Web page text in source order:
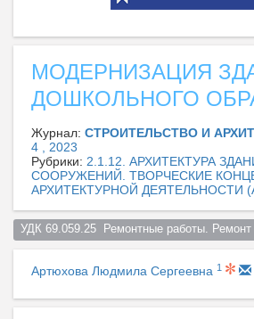
МОДЕРНИЗАЦИЯ
ДОШКОЛЬНОГО
Журнал: СТРОИТЕЛЬСТВО И
4 , 2023
Рубрики: 2.1.12. АРХИТЕКТУРА
СООРУЖЕНИЙ. ТВОРЧЕСКИЕ
АРХИТЕКТУРНОЙ ДЕЯТЕЛЬНОСТИ
УДК 69.059.25  Ремонтные работы. Ремонт
Артюхова Людмила Сергеевна 1